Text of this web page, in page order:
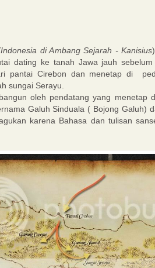
di Ambang Sejarah - Kanisius
dating ke tanah Jawa jauh
pantai Cirebon dan menetap di
sungai Serayu.
oleh pendatang yang menetap
Galuh Sinduala ( Bojong Galuh)
karena Bahasa dan tulisan